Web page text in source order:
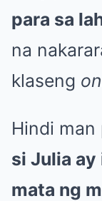
para sa
na
klaseng
Hindi
si Julia ay
mata ng